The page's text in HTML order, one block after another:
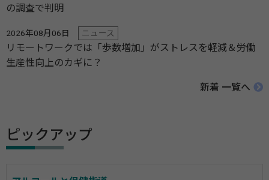
の調査で判明
2026年08月06日 ニュース
リモートワークでは「歩数増加」がストレスを軽減＆労働
生産性向上のカギに？
新着 一覧へ
ピックアップ